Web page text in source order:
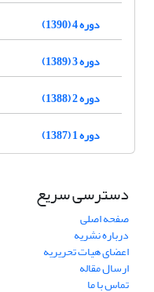
دوره 4 (1390)
دوره 3 (1389)
دوره 2 (1388)
دوره 1 (1387)
دسترسی سریع
صفحه اصلی
درباره نشریه
اعضای هیات تحریریه
ارسال مقاله
تماس با ما